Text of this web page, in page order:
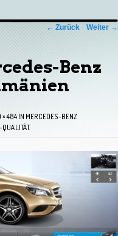
← Zurück Weiter →
Benz
484 IN MERCEDES-BENZ